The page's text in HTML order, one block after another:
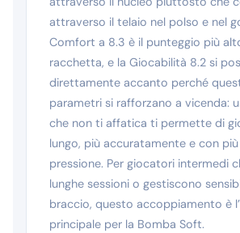
attraverso il telaio nel polso e nel
Comfort a 8.3 è il punteggio più
racchetta, e la Giocabilità 8.2 si
direttamente accanto perché
parametri si rafforzano a vicenda:
che non ti affatica ti permette di
lungo, più accuratamente e con
pressione. Per giocatori intermedi
lunghe sessioni o gestiscono
braccio, questo accoppiamento è
principale per la Bomba Soft.